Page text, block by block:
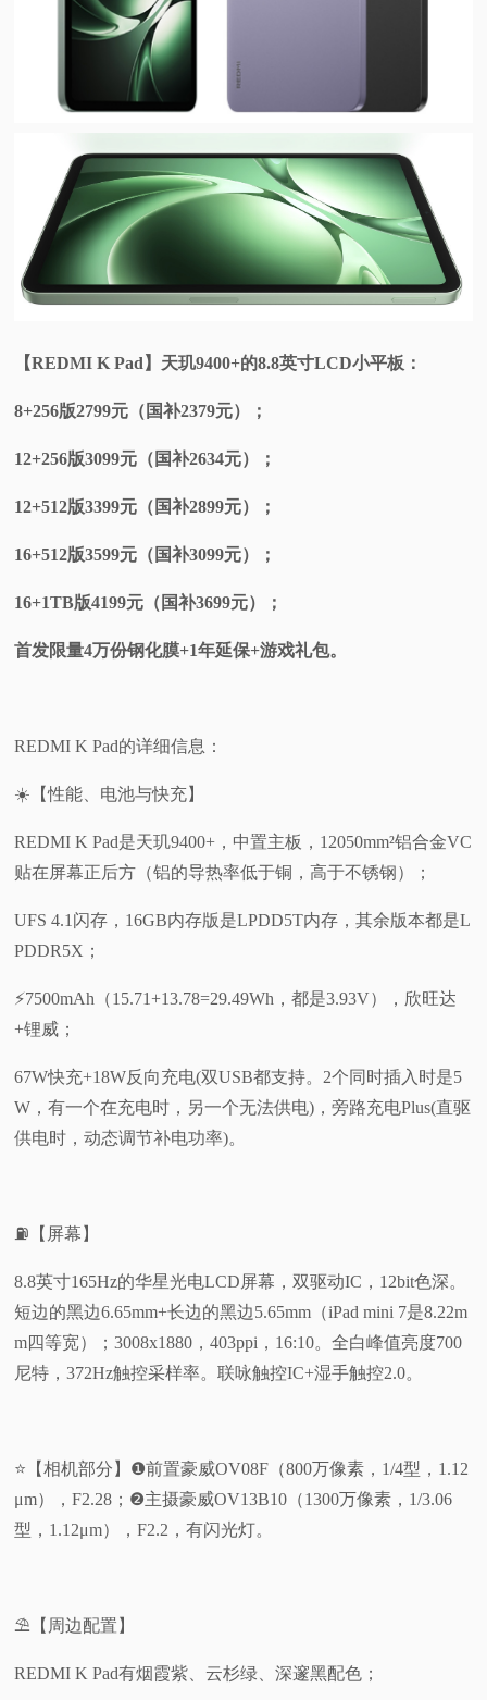
【REDMI K Pad】天玑9400+的8.8英寸LCD小平板：
8+256版2799元（国补2379元）；
12+256版3099元（国补2634元）；
12+512版3399元（国补2899元）；
16+512版3599元（国补3099元）；
16+1TB版4199元（国补3699元）；
首发限量4万份钢化膜+1年延保+游戏礼包。
REDMI K Pad的详细信息：
☀️【性能、电池与快充】
REDMI K Pad是天玑9400+，中置主板，12050mm²铝合金VC
贴在屏幕正后方（铝的导热率低于铜，高于不锈钢）；
UFS 4.1闪存，16GB内存版是LPDD5T内存，其余版本都是L
PDDR5X；
⚡7500mAh（15.71+13.78=29.49Wh，都是3.93V），欣旺达
+锂威；
67W快充+18W反向充电(双USB都支持。2个同时插入时是5
W，有一个在充电时，另一个无法供电)，旁路充电Plus(直驱
供电时，动态调节补电功率)。
⛽【屏幕】
8.8英寸165Hz的华星光电LCD屏幕，双驱动IC，12bit色深。
短边的黑边6.65mm+长边的黑边5.65mm（iPad mini 7是8.22m
m四等宽）；3008x1880，403ppi，16:10。全白峰值亮度700
尼特，372Hz触控采样率。联咏触控IC+湿手触控2.0。
⭐【相机部分】❶前置豪威OV08F（800万像素，1/4型，1.12
μm），F2.28；❷主摄豪威OV13B10（1300万像素，1/3.06
型，1.12μm），F2.2，有闪光灯。
⛱️【周边配置】
REDMI K Pad有烟霞紫、云杉绿、深邃黑配色；